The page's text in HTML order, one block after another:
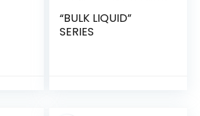
“BULK LIQUID”
SERIES